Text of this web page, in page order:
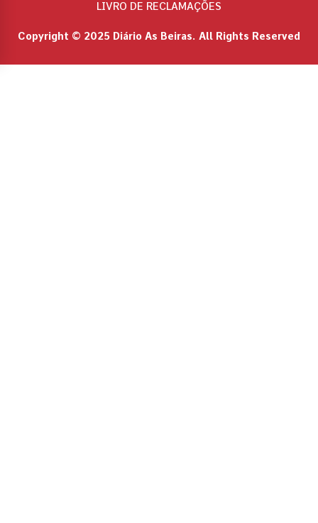
Copyright © 2025 Diário As Beiras. All Rights Reserved
LIVRO DE RECLAMAÇÕES